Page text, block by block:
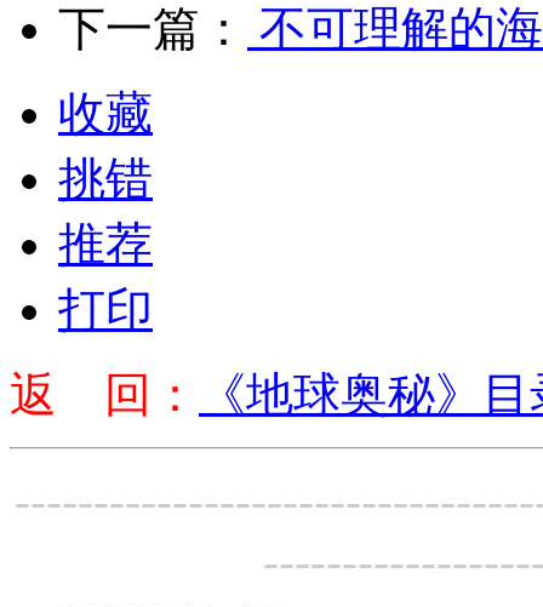
下一篇：
不可理解的
收藏
挑错
推荐
打印
返 回：
《地球奥秘》